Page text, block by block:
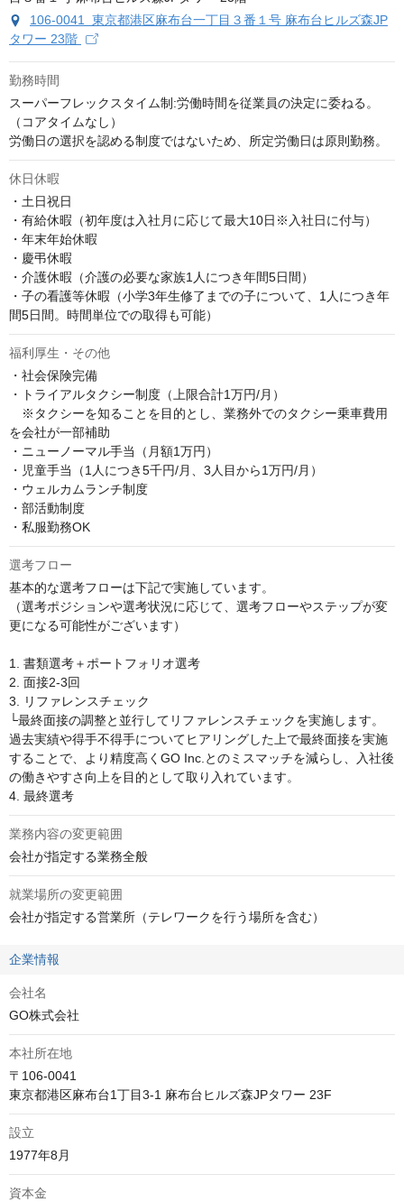
106-0041 東京都港区麻布台一丁目３番１号 麻布台ヒルズ森JP
タワー 23階
勤務時間
スーパーフレックスタイム制:労働時間を従業員の決定に委ねる。
（コアタイムなし）
労働日の選択を認める制度ではないため、所定労働日は原則勤務。
休日休暇
・土日祝日
・有給休暇（初年度は入社月に応じて最大10日※入社日に付与）
・年末年始休暇
・慶弔休暇
・介護休暇（介護の必要な家族1人につき年間5日間）
・子の看護等休暇（小学3年生修了までの子について、1人につき年
間5日間。時間単位での取得も可能）
福利厚生・その他
・社会保険完備
・トライアルタクシー制度（上限合計1万円/月）
※タクシーを知ることを目的とし、業務外でのタクシー乗車費用
を会社が一部補助
・ニューノーマル手当（月額1万円）
・児童手当（1人につき5千円/月、3人目から1万円/月）
・ウェルカムランチ制度
・部活動制度
・私服勤務OK
選考フロー
基本的な選考フローは下記で実施しています。
（選考ポジションや選考状況に応じて、選考フローやステップが変
更になる可能性がございます）
1. 書類選考＋ポートフォリオ選考
2. 面接2-3回
3. リファレンスチェック
└最終面接の調整と並行してリファレンスチェックを実施します。
過去実績や得手不得手についてヒアリングした上で最終面接を実施
することで、より精度高くGO Inc.とのミスマッチを減らし、入社後
の働きやすさ向上を目的として取り入れています。
4. 最終選考
業務内容の変更範囲
会社が指定する業務全般
就業場所の変更範囲
会社が指定する営業所（テレワークを行う場所を含む）
企業情報
会社名
GO株式会社
本社所在地
〒106-0041
東京都港区麻布台1丁目3-1 麻布台ヒルズ森JPタワー 23F
設立
1977年8月
資本金